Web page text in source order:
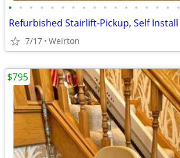
• • • • • • • • • • • • • • • • •
Refurbished Stairlift-Pickup, Self Install
7/17 Weirton
$795